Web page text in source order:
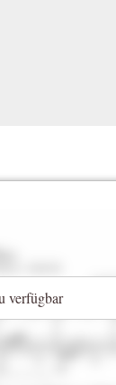
verfügbar